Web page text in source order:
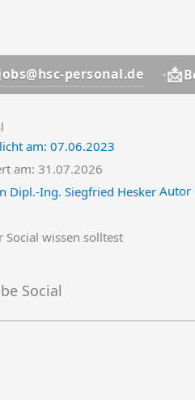
📩
am: 07.06.2023
am: 31.07.2026
Autor
Social wissen solltest
Social